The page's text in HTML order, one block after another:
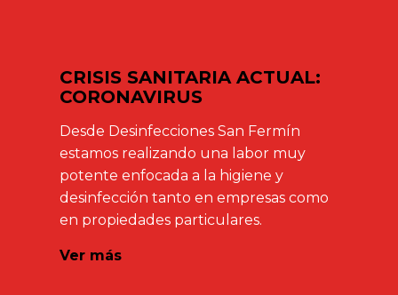
CRISIS SANITARIA ACTUAL:
CORONAVIRUS
Desde Desinfecciones San Fermín
estamos realizando una labor muy
potente enfocada a la higiene y
desinfección tanto en empresas como
en propiedades particulares.
Ver más